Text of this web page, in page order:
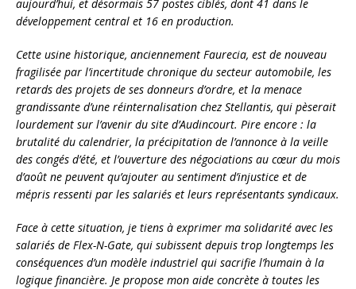
aujourd’hui, et désormais 57 postes ciblés, dont 41 dans le
développement central et 16 en production.
Cette usine historique, anciennement Faurecia, est de nouveau
fragilisée par l’incertitude chronique du secteur automobile, les
retards des projets de ses donneurs d’ordre, et la menace
grandissante d’une réinternalisation chez Stellantis, qui pèserait
lourdement sur l’avenir du site d’Audincourt. Pire encore : la
brutalité du calendrier, la précipitation de l’annonce à la veille
des congés d’été, et l’ouverture des négociations au cœur du mois
d’août ne peuvent qu’ajouter au sentiment d’injustice et de
mépris ressenti par les salariés et leurs représentants syndicaux.
Face à cette situation, je tiens à exprimer ma solidarité avec les
salariés de Flex-N-Gate, qui subissent depuis trop longtemps les
conséquences d’un modèle industriel qui sacrifie l’humain à la
logique financière. Je propose mon aide concrète à toutes les